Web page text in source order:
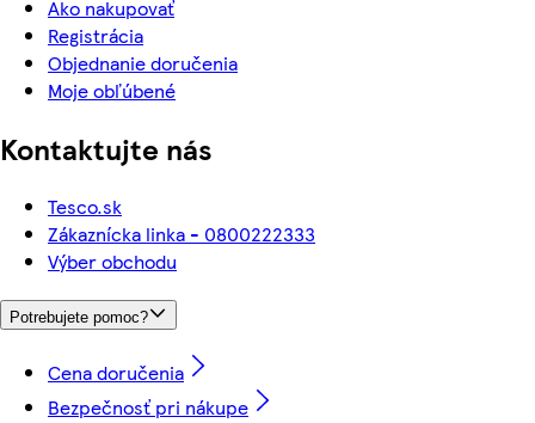
Ako nakupovať
Registrácia
Objednanie doručenia
Moje obľúbené
Kontaktujte nás
Tesco.sk
Zákaznícka linka - 0800222333
Výber obchodu
Potrebujete pomoc?
Cena doručenia
Bezpečnosť pri nákupe